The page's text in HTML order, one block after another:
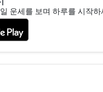
운세를 보며 하루를 시작하